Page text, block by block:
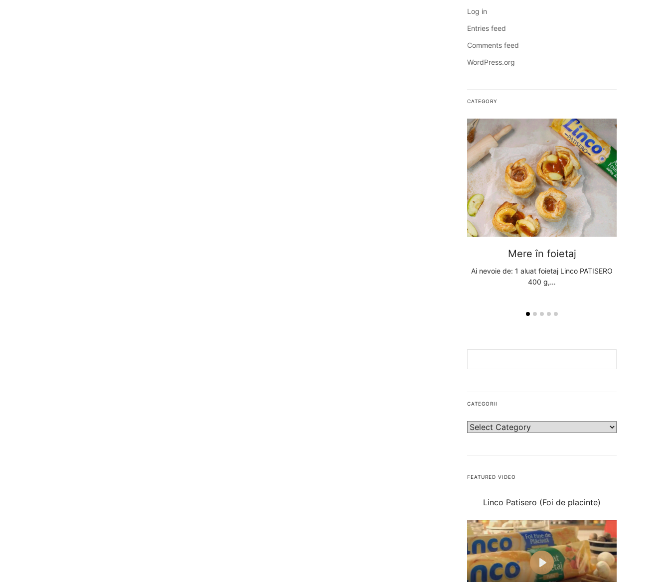
Log in
Entries feed
Comments feed
WordPress.org
CATEGORY
Mere în foietaj
Ai nevoie de: 1 aluat foietaj Linco PATISERO
400 g,…
CATEGORII
FEATURED VIDEO
Linco Patisero (Foi de placinte)
Play